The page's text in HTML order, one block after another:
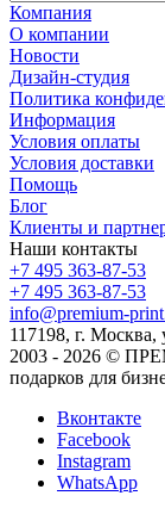
Компания
О компании
Новости
Дизайн-студия
Политика
Информация
Условия оплаты
Условия доставки
Помощь
Блог
Клиенты и
Наши контакты
+7 495 363-87-53
+7 495 363-87-53
info@premium-
117198, г.
2003 - 2026 ©
подарков для
Вконтакте
Facebook
Instagram
WhatsApp